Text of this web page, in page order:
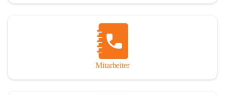
Mitarbeiter